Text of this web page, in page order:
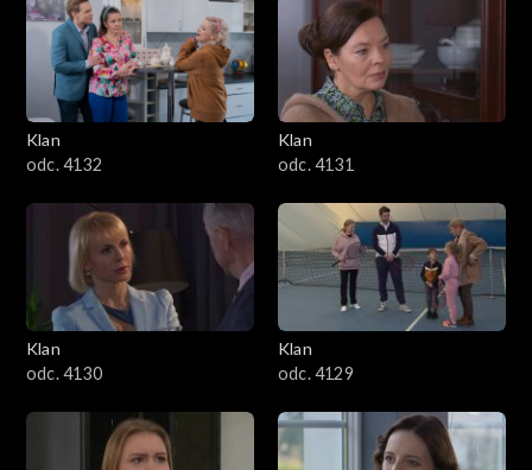
Klan
odc. 4132
Klan
odc. 4131
Klan
odc. 4130
Klan
odc. 4129